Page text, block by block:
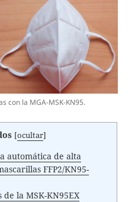
con la MGA-MSK-KN95.
[ocultar]
automática de alta
FFP2/KN95-
la MSK-KN95EX